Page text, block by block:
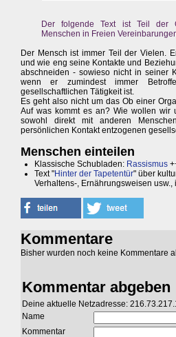
Der folgende Text ist Teil der
Menschen in Freien
Der Mensch ist immer Teil der Vielen.
und wie eng seine Kontakte und
abschneiden - sowieso nicht in seiner
wenn er zumindest immer
gesellschaftlichen Tätigkeit ist.
Es geht also nicht um das Ob einer
Auf was kommt es an? Wie wollen wir
sowohl direkt mit anderen
persönlichen Kontakt entzogenen
Menschen einteilen
Klassische Schubladen: Rassismus
Text "Hinter der Tapetentür" über
Verhaltens-, Ernährungsweisen usw.,
Kommentare
Bisher wurden noch keine Kommentare
Kommentar abgeben
Deine aktuelle Netzadresse:
Name
Kommentar